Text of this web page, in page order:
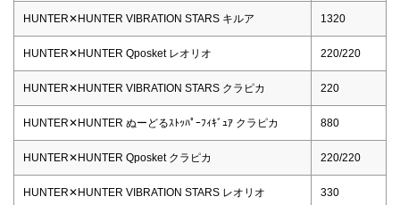
HUNTER✕HUNTER VIBRATION STARS キルア 1320
HUNTER✕HUNTER Qposket レオリオ 220/220
HUNTER✕HUNTER VIBRATION STARS クラピカ 220
HUNTER✕HUNTER ぬーどるｽﾄｯﾊﾟｰﾌｨｷﾞｭｱ クラピカ 880
HUNTER✕HUNTER Qposket クラピカ 220/220
HUNTER✕HUNTER VIBRATION STARS レオリオ 330